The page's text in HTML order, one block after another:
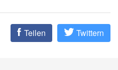
Teilen Twittern